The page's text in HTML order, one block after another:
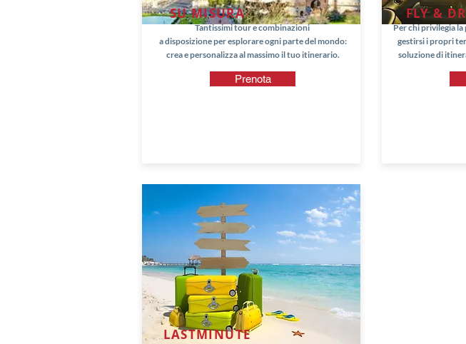
SU MISURA
Tantissimi tour e combinazioni
a disposizione per esplorare ogni parte del mondo:
crea e personalizza al massimo il tuo itinerario.
Prenota
FLY &
Per chi privilegia la
gestirsi i propri
soluzione di
LASTMINUTE